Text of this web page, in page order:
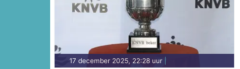
17 december 2025, 22:28 uur